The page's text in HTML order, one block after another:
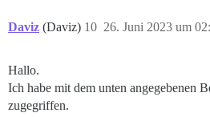
Daviz (Daviz) 26. Juni 2023 um
10
Hallo.
Ich habe mit dem unten angegebenen
zugegriffen.